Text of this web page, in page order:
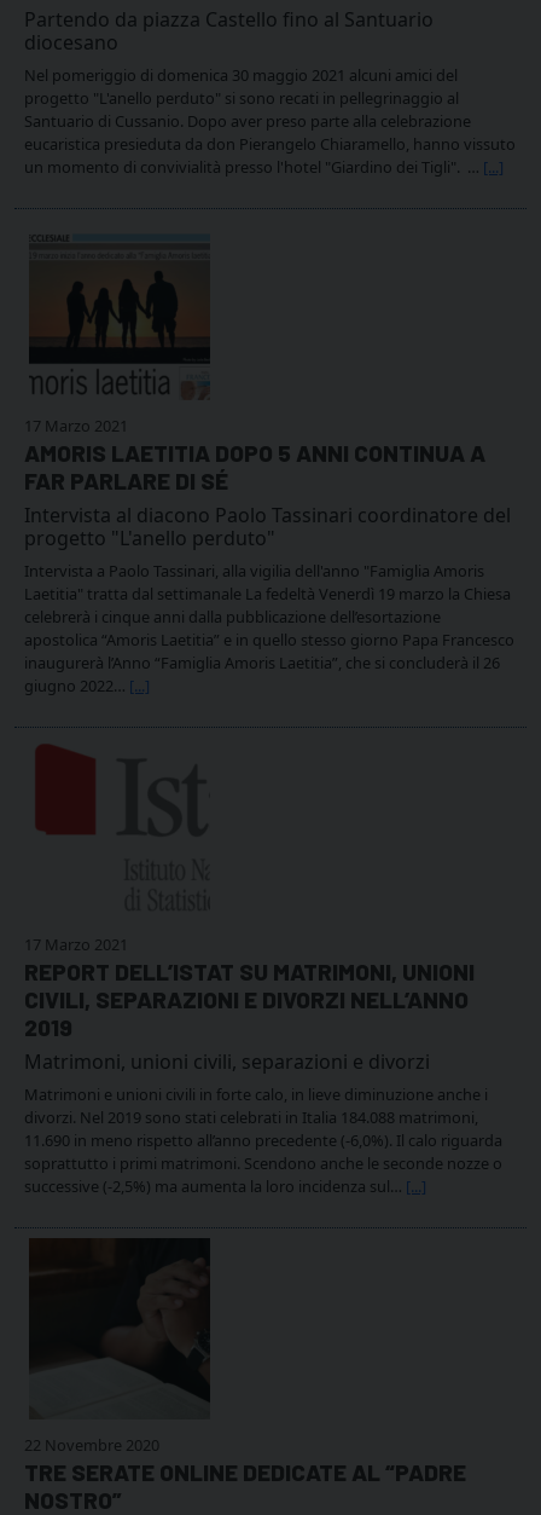
Partendo da piazza Castello fino al Santuario
diocesano
Nel pomeriggio di domenica 30 maggio 2021 alcuni amici del
progetto "L'anello perduto" si sono recati in pellegrinaggio al
Santuario di Cussanio. Dopo aver preso parte alla celebrazione
eucaristica presieduta da don Pierangelo Chiaramello, hanno vissuto
un momento di convivialità presso l'hotel "Giardino dei Tigli". … [...]
17 Marzo 2021
AMORIS LAETITIA DOPO 5 ANNI CONTINUA A
FAR PARLARE DI SÉ
Intervista al diacono Paolo Tassinari coordinatore del
progetto "L'anello perduto"
Intervista a Paolo Tassinari, alla vigilia dell'anno "Famiglia Amoris
Laetitia" tratta dal settimanale La fedeltà Venerdì 19 marzo la Chiesa
celebrerà i cinque anni dalla pubblicazione dell’esortazione
apostolica “Amoris Laetitia” e in quello stesso giorno Papa Francesco
inaugurerà l’Anno “Famiglia Amoris Laetitia”, che si concluderà il 26
giugno 2022… [...]
17 Marzo 2021
REPORT DELL’ISTAT SU MATRIMONI, UNIONI
CIVILI, SEPARAZIONI E DIVORZI NELL’ANNO
2019
Matrimoni, unioni civili, separazioni e divorzi
Matrimoni e unioni civili in forte calo, in lieve diminuzione anche i
divorzi. Nel 2019 sono stati celebrati in Italia 184.088 matrimoni,
11.690 in meno rispetto all’anno precedente (-6,0%). Il calo riguarda
soprattutto i primi matrimoni. Scendono anche le seconde nozze o
successive (-2,5%) ma aumenta la loro incidenza sul… [...]
22 Novembre 2020
TRE SERATE ONLINE DEDICATE AL “PADRE
NOSTRO”